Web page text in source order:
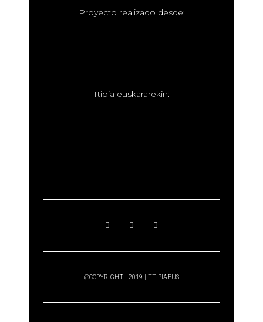
Proyecto realizado desde:
Ttipia euskararekin:
@COPYRIGHT | 2019 | TTIPIA.EUS